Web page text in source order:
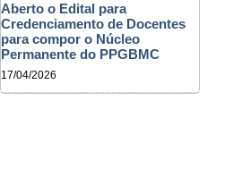
Aberto o Edital para
Credenciamento de Docentes
para compor o Núcleo
Permanente do PPGBMC
17/04/2026